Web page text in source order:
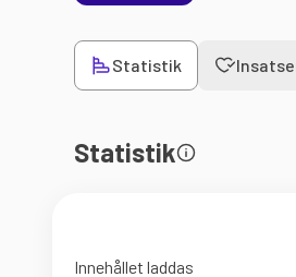
Statistik
Statistik
Innehållet laddas